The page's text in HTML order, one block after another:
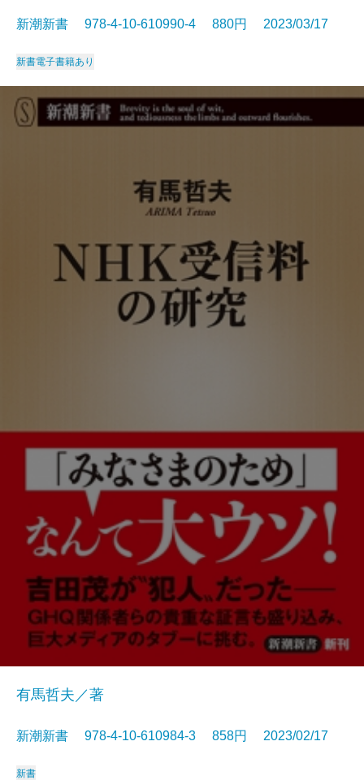
新潮新書 978-4-10-610990-4 880円 2023/03/17
新書電子書籍あり
有馬哲夫／著
新潮新書 978-4-10-610984-3 858円 2023/02/17
新書